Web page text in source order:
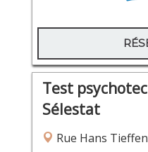
Test
Sélestat
Rue Hans